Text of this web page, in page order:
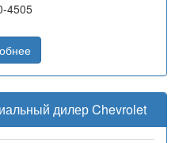
4505
дилер Chevrolet